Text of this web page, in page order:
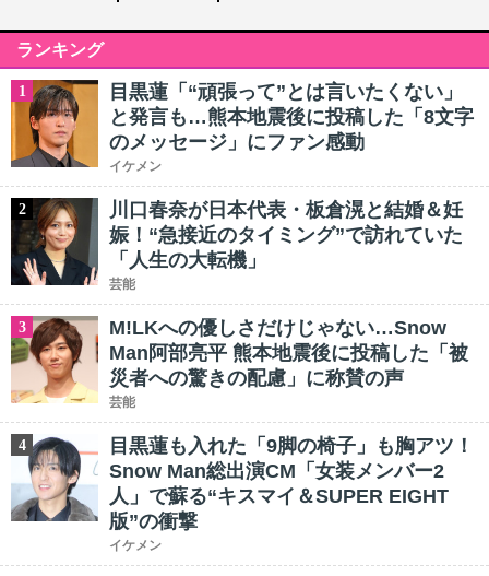
ランキング
1
目黒蓮「“頑張って”とは言いたくない」
と発言も…熊本地震後に投稿した「8文字
のメッセージ」にファン感動
イケメン
2
川口春奈が日本代表・板倉滉と結婚＆妊
娠！“急接近のタイミング”で訪れていた
「人生の大転機」
芸能
3
M!LKへの優しさだけじゃない…Snow
Man阿部亮平 熊本地震後に投稿した「被
災者への驚きの配慮」に称賛の声
芸能
4
目黒蓮も入れた「9脚の椅子」も胸アツ！
Snow Man総出演CM「女装メンバー2
人」で蘇る“キスマイ＆SUPER EIGHT
版”の衝撃
イケメン